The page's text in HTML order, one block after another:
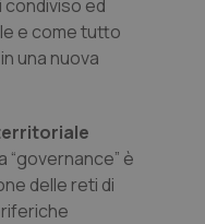
ed
e come tutto
una nuova
“governance” è
delle reti di